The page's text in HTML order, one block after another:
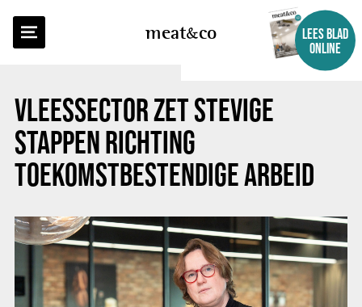
meatco
LEES BLAD
ONLINE
VLEESSECTOR ZET STEVIGE
STAPPEN RICHTING
TOEKOMSTBESTENDIGE ARBEID
TERUG NAAR OVERZICHT